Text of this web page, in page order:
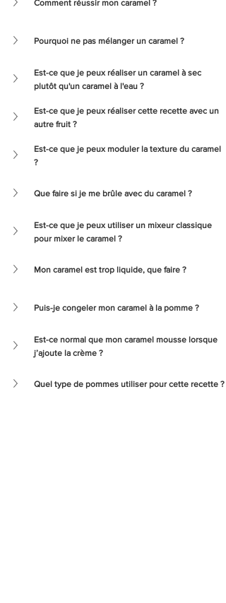
Comment réussir mon caramel ?
Pourquoi ne pas mélanger un caramel ?
Est-ce que je peux réaliser un caramel à sec
plutôt qu'un caramel à l'eau ?
Est-ce que je peux réaliser cette recette avec un
autre fruit ?
Est-ce que je peux moduler la texture du caramel
?
Que faire si je me brûle avec du caramel ?
Est-ce que je peux utiliser un mixeur classique
pour mixer le caramel ?
Mon caramel est trop liquide, que faire ?
Puis-je congeler mon caramel à la pomme ?
Est-ce normal que mon caramel mousse lorsque
j’ajoute la crème ?
Quel type de pommes utiliser pour cette recette ?